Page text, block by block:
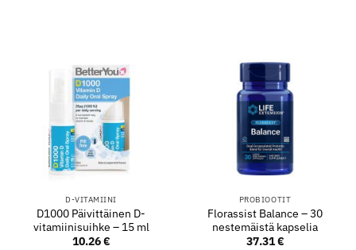
D-VITAMIINI
D1000 Päivittäinen D-
vitamiinisuihke – 15 ml
10.26€
PROBIOOTIT
Florassist Balance – 30
nestemäistä kapselia
37.31€